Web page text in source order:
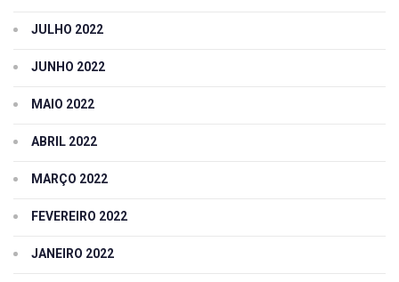
JULHO 2022
JUNHO 2022
MAIO 2022
ABRIL 2022
MARÇO 2022
FEVEREIRO 2022
JANEIRO 2022